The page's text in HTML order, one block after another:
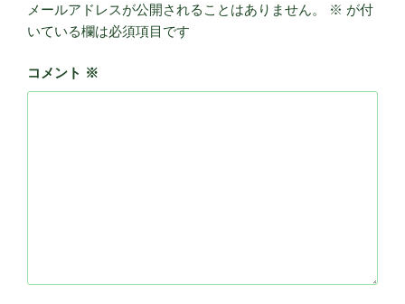
メールアドレスが公開されることはありません。 ※ が付
いている欄は必須項目です
コメント ※